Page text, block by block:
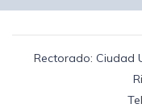
Rectorado: Ciudad